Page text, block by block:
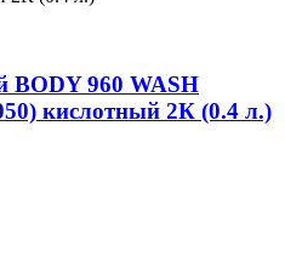
BODY 960 WASH
кислотный 2К (0.4 л.)